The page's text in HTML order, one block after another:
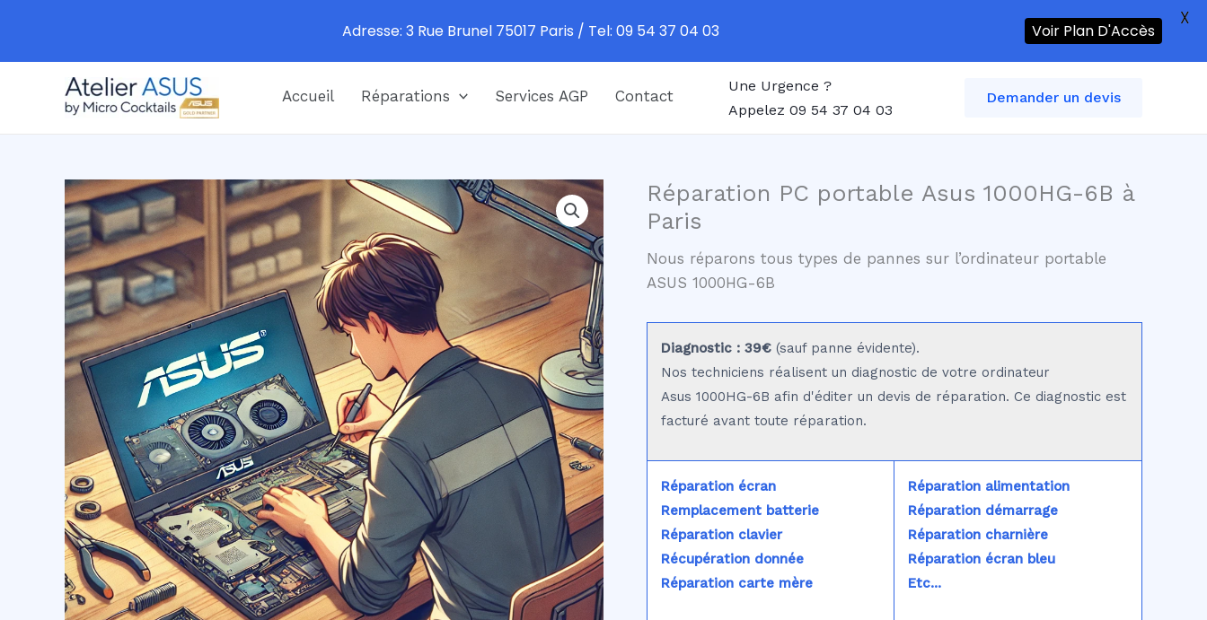
Accueil Réparations Services AGP Contact
Une Urgence ?
Appelez 09 54 37 04 03
Demander un devis
Réparation PC portable Asus 1000HG-6B à
Paris
Nous réparons tous types de pannes sur l’ordinateur portable
ASUS 1000HG-6B
Diagnostic : 39€ (sauf panne évidente).
Nos techniciens réalisent un diagnostic de votre ordinateur
Asus 1000HG-6B afin d'éditer un devis de réparation. Ce diagnostic est
facturé avant toute réparation.
Réparation écran
Remplacement batterie
Réparation clavier
Récupération donnée
Réparation carte mère
Réparation alimentation
Réparation démarrage
Réparation charnière
Réparation écran bleu
Etc...
Adresse: 3 Rue Brunel 75017 Paris / Tel: 09 54 37 04 03 Voir Plan D'Accès
X